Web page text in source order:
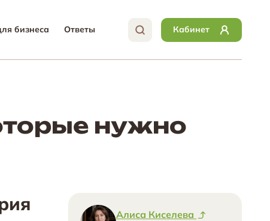
бизнеса Ответы Кабинет
нужно
Алиса Киселева